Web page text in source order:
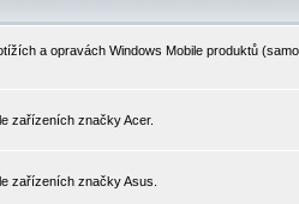
a opravách Windows Mobile produktů
zařízeních značky Acer.
zařízeních značky Asus.